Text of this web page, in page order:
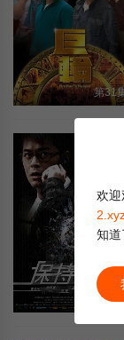
第31
欢迎
知道